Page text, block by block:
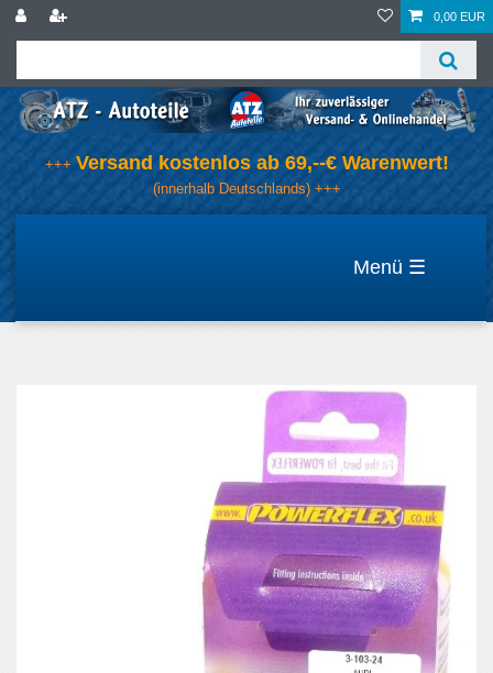
0,00 EUR
+++ Versand kostenlos ab 69,--€ Warenwert!
(innerhalb Deutschlands) +++
☰